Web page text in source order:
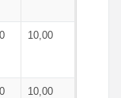
10,00
10,00